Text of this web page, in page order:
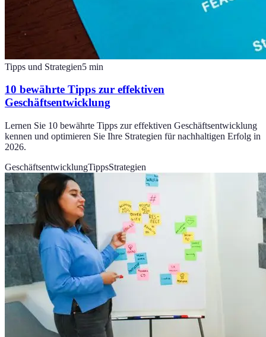
Tipps und Strategien5 min
10 bewährte Tipps zur effektiven
Geschäftsentwicklung
Lernen Sie 10 bewährte Tipps zur effektiven Geschäftsentwicklung
kennen und optimieren Sie Ihre Strategien für nachhaltigen Erfolg in
2026.
GeschäftsentwicklungTippsStrategien